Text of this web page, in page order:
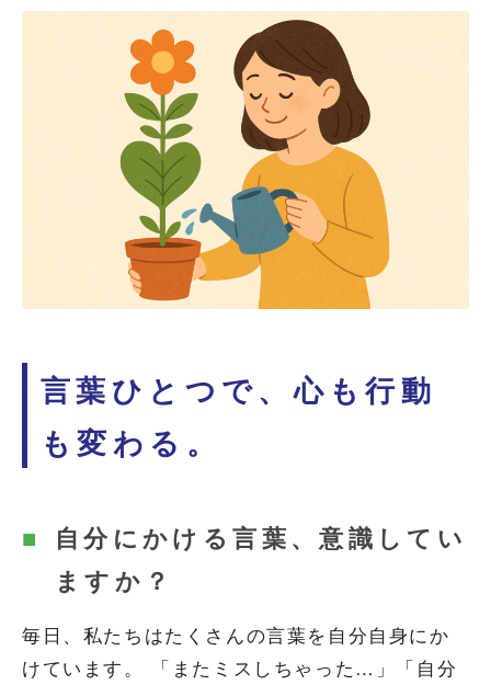
言葉ひとつで、心も行動
も変わる。
自分にかける言葉、意識してい
ますか？
毎日、私たちはたくさんの言葉を自分自身にか
けています。 「またミスしちゃった…」「自分